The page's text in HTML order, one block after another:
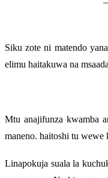
Siku zote ni matendo
elimu haitakuwa na
Mtu anajifunza kwamba
maneno. haitoshi tu
Linapokuja suala la